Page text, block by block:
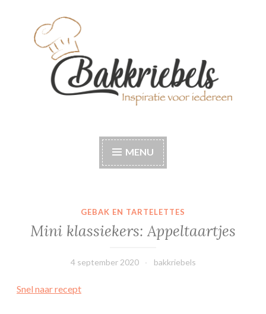
Bakkriebels
MENU
GEBAK EN TARTELETTES
Mini klassiekers: Appeltaartjes
4 september 2020 bakkriebels
Snel naar recept